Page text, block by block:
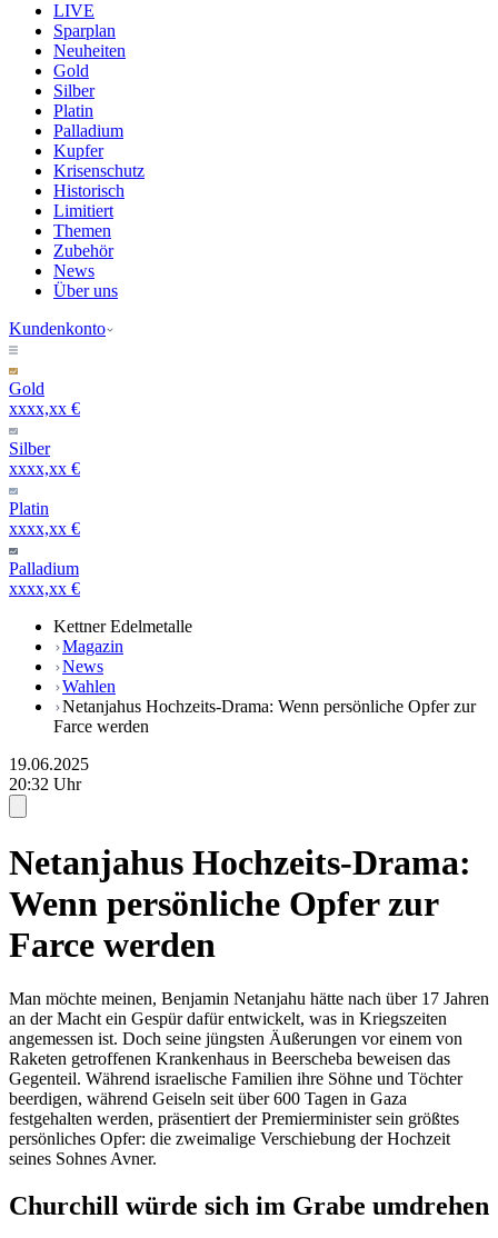
LIVE
Sparplan
Neuheiten
Gold
Silber
Platin
Palladium
Kupfer
Krisenschutz
Historisch
Limitiert
Themen
Zubehör
News
Über uns
Kundenkonto
Gold
xxxx,xx €
Silber
xxxx,xx €
Platin
xxxx,xx €
Palladium
xxxx,xx €
Kettner Edelmetalle
Magazin
News
Wahlen
Netanjahus Hochzeits-Drama: Wenn persönliche Opfer zur
Farce werden
19.06.2025
20:32 Uhr
Netanjahus Hochzeits-Drama:
Wenn persönliche Opfer zur
Farce werden
Man möchte meinen, Benjamin Netanjahu hätte nach über 17 Jahren
an der Macht ein Gespür dafür entwickelt, was in Kriegszeiten
angemessen ist. Doch seine jüngsten Äußerungen vor einem von
Raketen getroffenen Krankenhaus in Beerscheba beweisen das
Gegenteil. Während israelische Familien ihre Söhne und Töchter
beerdigen, während Geiseln seit über 600 Tagen in Gaza
festgehalten werden, präsentiert der Premierminister sein größtes
persönliches Opfer: die zweimalige Verschiebung der Hochzeit
seines Sohnes Avner.
Churchill würde sich im Grabe umdrehen